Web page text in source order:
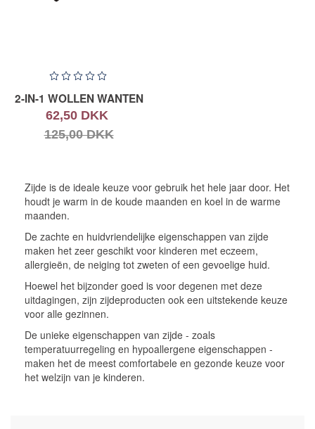
2-IN-1 WOLLEN WANTEN
62,50 DKK
125,00 DKK
Zijde is de ideale keuze voor gebruik het hele jaar door. Het
houdt je warm in de koude maanden en koel in de warme
maanden.
De zachte en huidvriendelijke eigenschappen van zijde
maken het zeer geschikt voor kinderen met eczeem,
allergieën, de neiging tot zweten of een gevoelige huid.
Hoewel het bijzonder goed is voor degenen met deze
uitdagingen, zijn zijdeproducten ook een uitstekende keuze
voor alle gezinnen.
De unieke eigenschappen van zijde - zoals
temperatuurregeling en hypoallergene eigenschappen -
maken het de meest comfortabele en gezonde keuze voor
het welzijn van je kinderen.